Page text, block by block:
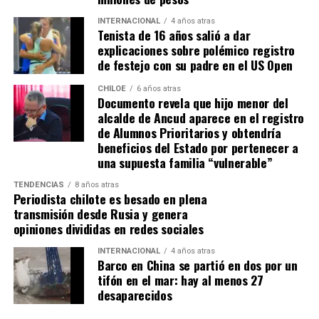
Actualmente, Gómez se encuentra en Santiago
realizando trámites y participando como invitada en
distintos medios de comunicación. Aunque aún no tiene
una fecha exacta para su viaje a Estados Unidos, donde
se administra el medicamento, indicó que esperan
realizarlo «a mediados de junio».
Cabe destacar que, pese a que se logró reunir el dinero y,
por ende, la meta se cumplió, continúan circulando por
redes sociales, eventos a beneficios de Tomás Ross.
¿Como ayudar?
Instagram, Dante_contra_duchenne
Fernando Jara (padre)
19.968.680-1
Banco Falabella, cuenta corriente
11510154944
INTERNACIONAL 4 años atras
Tenista de 16 años salió a dar
explicaciones sobre polémico registro
de festejo con su padre en el US Open
CHILOE 6 años atras
Documento revela que hijo menor del
alcalde de Ancud aparece en el registro
de Alumnos Prioritarios y obtendría
beneficios del Estado por pertenecer a
una supuesta familia “vulnerable”
TENDENCIAS 8 años atras
Periodista chilote es besado en plena
transmisión desde Rusia y genera
opiniones divididas en redes sociales
INTERNACIONAL 4 años atras
Barco en China se partió en dos por un
tifón en el mar: hay al menos 27
desaparecidos